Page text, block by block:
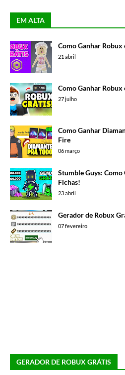
EM ALTA
Como Ganhar Robux
21 abril
Como Ganhar Robux
27 julho
Como Ganhar
Fire
06 março
Stumble Guys: Como
Fichas!
23 abril
Gerador de Robux
07 fevereiro
GERADOR DE ROBUX GRÁTIS